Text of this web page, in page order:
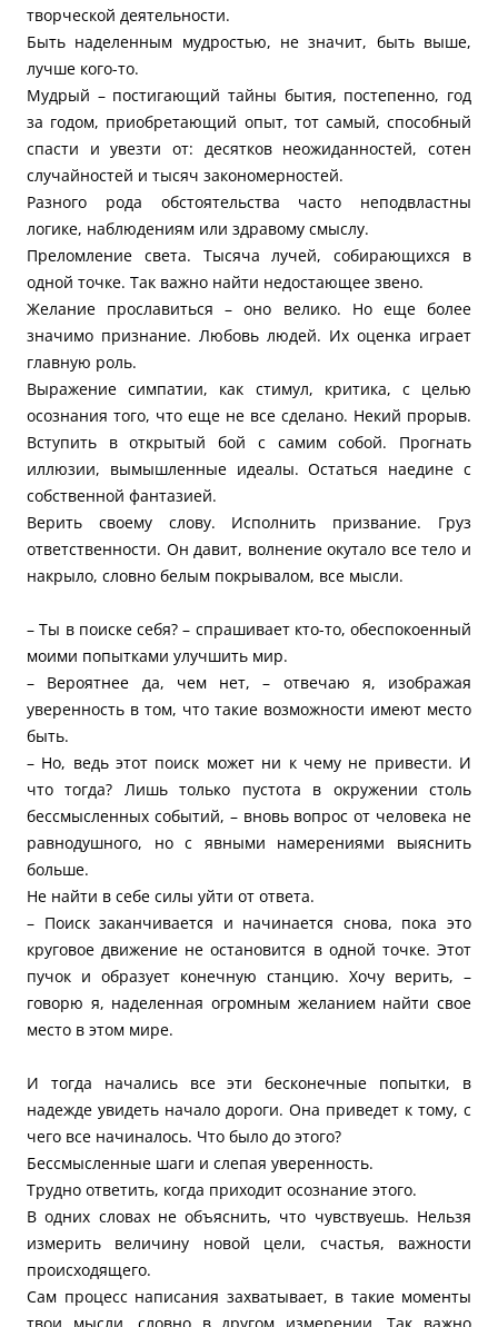
творческой деятельности.
Быть наделенным мудростью, не значит, быть выше,
лучше кого-то.
Мудрый – постигающий тайны бытия, постепенно, год
за годом, приобретающий опыт, тот самый, способный
спасти и увезти от: десятков неожиданностей, сотен
случайностей и тысяч закономерностей.
Разного рода обстоятельства часто неподвластны
логике, наблюдениям или здравому смыслу.
Преломление света. Тысяча лучей, собирающихся в
одной точке. Так важно найти недостающее звено.
Желание прославиться – оно велико. Но еще более
значимо признание. Любовь людей. Их оценка играет
главную роль.
Выражение симпатии, как стимул, критика, с целью
осознания того, что еще не все сделано. Некий прорыв.
Вступить в открытый бой с самим собой. Прогнать
иллюзии, вымышленные идеалы. Остаться наедине с
собственной фантазией.
Верить своему слову. Исполнить призвание. Груз
ответственности. Он давит, волнение окутало все тело и
накрыло, словно белым покрывалом, все мысли.
– Ты в поиске себя? – спрашивает кто-то, обеспокоенный
моими попытками улучшить мир.
– Вероятнее да, чем нет, – отвечаю я, изображая
уверенность в том, что такие возможности имеют место
быть.
– Но, ведь этот поиск может ни к чему не привести. И
что тогда? Лишь только пустота в окружении столь
бессмысленных событий, – вновь вопрос от человека не
равнодушного, но с явными намерениями выяснить
больше.
Не найти в себе силы уйти от ответа.
– Поиск заканчивается и начинается снова, пока это
круговое движение не остановится в одной точке. Этот
пучок и образует конечную станцию. Хочу верить, –
говорю я, наделенная огромным желанием найти свое
место в этом мире.
И тогда начались все эти бесконечные попытки, в
надежде увидеть начало дороги. Она приведет к тому, с
чего все начиналось. Что было до этого?
Бессмысленные шаги и слепая уверенность.
Трудно ответить, когда приходит осознание этого.
В одних словах не объяснить, что чувствуешь. Нельзя
измерить величину новой цели, счастья, важности
происходящего.
Сам процесс написания захватывает, в такие моменты